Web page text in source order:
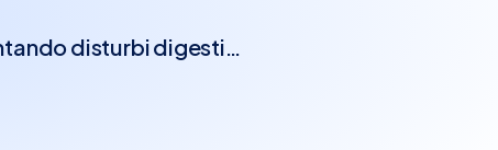
disturbi digestivi